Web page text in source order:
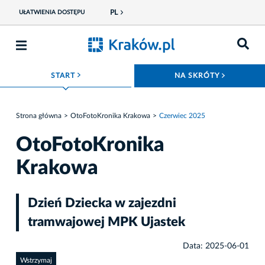
UŁATWIENIA DOSTĘPU PL
START ROZWIŃ MENU NA SKRÓTY
Strona główna OtoFotoKronika Krakowa Czerwiec 2025
OtoFotoKronika
Krakowa
Dzień Dziecka w zajezdni
tramwajowej MPK Ujastek
Data: 2025-06-01
Wstrzymaj